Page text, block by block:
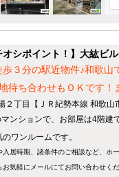
オシポイント！】大紘ビル
３分の駅近物件♪和歌山
待ち合わせもＯＫです
２丁目【ＪＲ紀勢本線 和歌山
ンションで、お部屋は4階建
ワンルームです。
居時期、諸条件のご相談など、ホ
気軽にメールにてお問い合わせく